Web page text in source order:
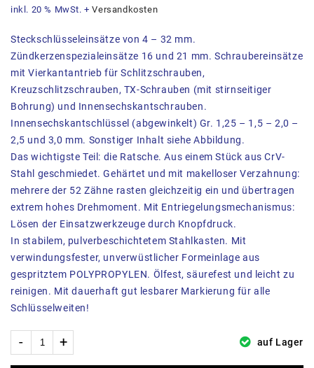
inkl. 20 % MwSt. +Versandkosten
Steckschlüsseleinsätze von 4 – 32 mm.
Zündkerzenspezialeinsätze 16 und 21 mm. Schraubereinsätze
mit Vierkantantrieb für Schlitzschrauben,
Kreuzschlitzschrauben, TX-Schrauben (mit stirnseitiger
Bohrung) und Innensechskantschrauben.
Innensechskantschlüssel (abgewinkelt) Gr. 1,25 – 1,5 – 2,0 –
2,5 und 3,0 mm. Sonstiger Inhalt siehe Abbildung.
Das wichtigste Teil: die Ratsche. Aus einem Stück aus CrV-
Stahl geschmiedet. Gehärtet und mit makelloser Verzahnung:
mehrere der 52 Zähne rasten gleichzeitig ein und übertragen
extrem hohes Drehmoment. Mit Entriegelungsmechanismus:
Lösen der Einsatzwerkzeuge durch Knopfdruck.
In stabilem, pulverbeschichtetem Stahlkasten. Mit
verwindungsfester, unverwüstlicher Formeinlage aus
gespritztem POLYPROPYLEN. Ölfest, säurefest und leicht zu
reinigen. Mit dauerhaft gut lesbarer Markierung für alle
Schlüsselweiten!
auf Lager